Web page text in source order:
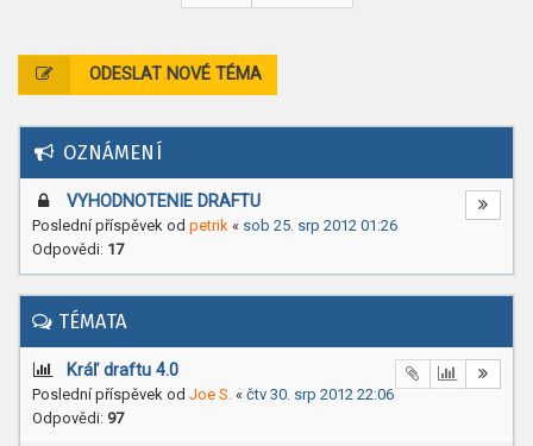
ODESLAT NOVÉ TÉMA
OZNÁMENÍ
VYHODNOTENIE DRAFTU
Poslední příspěvek od petrik « sob 25. srp 2012 01:26
Odpovědi: 17
TÉMATA
Kráľ draftu 4.0
Poslední příspěvek od Joe S. « čtv 30. srp 2012 22:06
Odpovědi: 97